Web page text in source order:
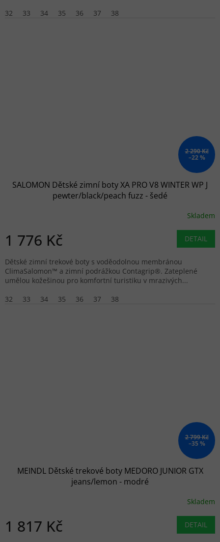
32 33 34 35 36 37 38
2 290 Kč
–22 %
SALOMON Dětské zimní boty XA PRO V8 WINTER WP J
pewter/black/peach fuzz - šedé
Skladem
1 776 Kč DETAIL
Dětské zimní trekové boty s voděodolnou membránou
ClimaSalomon™ a zimní podrážkou Contagrip®. Zateplené
umělou kožešinou pro komfortní turistiku v mrazivých...
32
33 34 35 36 37 38
2 799 Kč
–35 %
MEINDL Dětské trekové boty MEDORO JUNIOR GTX
jeans/lemon - modré
Skladem
1 817 Kč DETAIL